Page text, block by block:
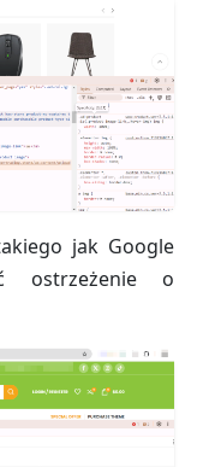
jak Google
ostrzeżenie o